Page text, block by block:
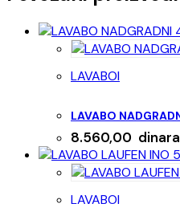
LAVABOI
LAVABO
8.560,00 dinara
LAVABOI